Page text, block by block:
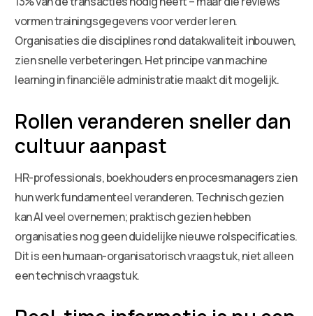
vormen trainingsgegevens voor verder leren.
Organisaties die disciplines rond datakwaliteit inbouwen,
zien snelle verbeteringen. Het principe van machine
learning in financiële administratie maakt dit mogelijk.
Rollen veranderen sneller dan
cultuur aanpast
HR-professionals, boekhouders en procesmanagers zien
hun werk fundamenteel veranderen. Technisch gezien
kan AI veel overnemen; praktisch gezien hebben
organisaties nog geen duidelijke nieuwe rolspecificaties.
Dit is een humaan-organisatorisch vraagstuk, niet alleen
een technisch vraagstuk.